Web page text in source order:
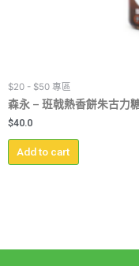
$20 - $50 專區
森永 – 班戟熱香餅朱古力
$40.0
Add to cart